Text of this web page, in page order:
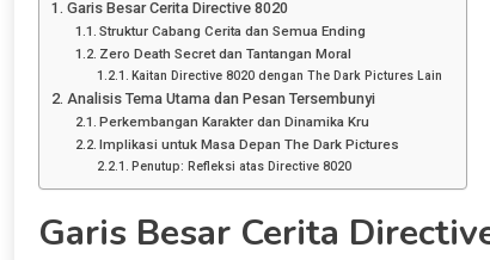
Garis Besar Cerita Directive 8020
Struktur Cabang Cerita dan Semua Ending
Zero Death Secret dan Tantangan Moral
Kaitan Directive 8020 dengan The Dark Pictures Lain
Analisis Tema Utama dan Pesan Tersembunyi
Perkembangan Karakter dan Dinamika Kru
Implikasi untuk Masa Depan The Dark Pictures
Penutup: Refleksi atas Directive 8020
Garis Besar Cerita